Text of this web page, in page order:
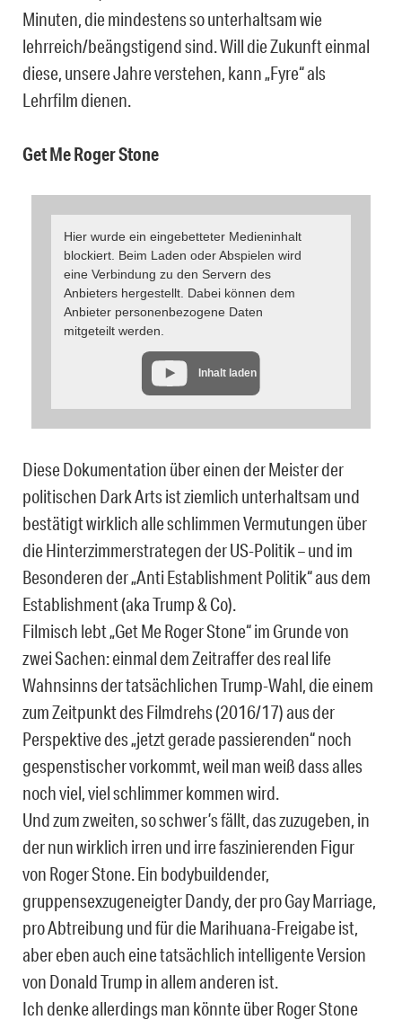
Minuten, die mindestens so unterhaltsam wie
lehrreich/beängstigend sind. Will die Zukunft einmal
diese, unsere Jahre verstehen, kann „Fyre“ als
Lehrfilm dienen.
Get Me Roger Stone
Hier wurde ein eingebetteter Medieninhalt
blockiert. Beim Laden oder Abspielen wird
eine Verbindung zu den Servern des
Anbieters hergestellt. Dabei können dem
Anbieter personenbezogene Daten
mitgeteilt werden.
Inhalt laden
Diese Dokumentation über einen der Meister der
politischen Dark Arts ist ziemlich unterhaltsam und
bestätigt wirklich alle schlimmen Vermutungen über
die Hinterzimmerstrategen der US-Politik – und im
Besonderen der „Anti Establishment Politik“ aus dem
Establishment (aka Trump & Co).
Filmisch lebt „Get Me Roger Stone“ im Grunde von
zwei Sachen: einmal dem Zeitraffer des real life
Wahnsinns der tatsächlichen Trump-Wahl, die einem
zum Zeitpunkt des Filmdrehs (2016/17) aus der
Perspektive des „jetzt gerade passierenden“ noch
gespenstischer vorkommt, weil man weiß dass alles
noch viel, viel schlimmer kommen wird.
Und zum zweiten, so schwer’s fällt, das zuzugeben, in
der nun wirklich irren und irre faszinierenden Figur
von Roger Stone. Ein bodybuildender,
gruppensexzugeneigter Dandy, der pro Gay Marriage,
pro Abtreibung und für die Marihuana-Freigabe ist,
aber eben auch eine tatsächlich intelligente Version
von Donald Trump in allem anderen ist.
Ich denke allerdings man könnte über Roger Stone